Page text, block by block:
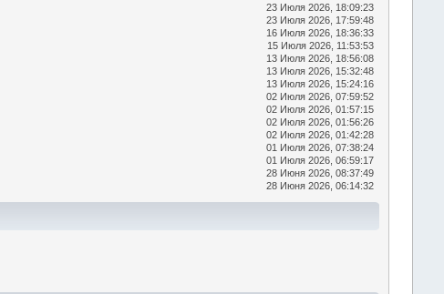
23 Июля 2026, 18:09:23
23 Июля 2026, 17:59:48
16 Июля 2026, 18:36:33
15 Июля 2026, 11:53:53
13 Июля 2026, 18:56:08
13 Июля 2026, 15:32:48
13 Июля 2026, 15:24:16
02 Июля 2026, 07:59:52
02 Июля 2026, 01:57:15
02 Июля 2026, 01:56:26
02 Июля 2026, 01:42:28
01 Июля 2026, 07:38:24
01 Июля 2026, 06:59:17
28 Июня 2026, 08:37:49
28 Июня 2026, 06:14:32